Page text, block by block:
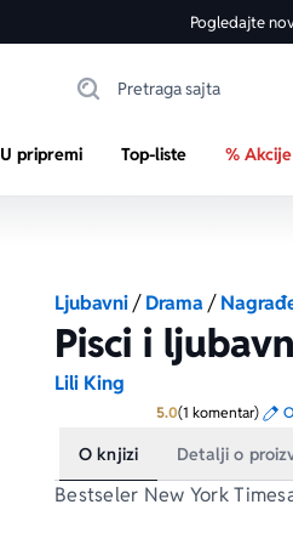
Pogledajte
U pripremi Top-liste % Akcije
Ljubavni/Drama/
Pisci i
Lili King
5.0Prosecna ocena
(1 komentar)
O knjizi Detalji o
Bestseler New York